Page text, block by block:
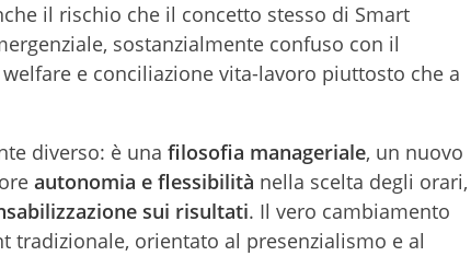
il rischio che il concetto stesso di Smart
sostanzialmente confuso con il
e conciliazione vita-lavoro piuttosto che a
diverso: è una filosofia manageriale, un nuovo
autonomia e flessibilità nella scelta degli orari,
sui risultati. Il vero cambiamento
tradizionale, orientato al presenzialismo e al